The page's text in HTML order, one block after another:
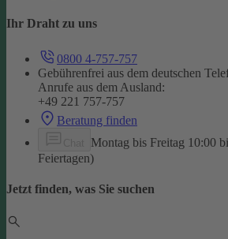
Ihr Draht zu uns
0800 4-757-757
Gebührenfrei aus dem deutschen
Anrufe aus dem Ausland:
+49 221 757-757
Beratung finden
Montag bis Freitag 10:00
Feiertagen)
Jetzt finden, was Sie suchen